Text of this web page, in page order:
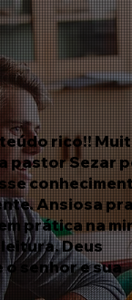
rico!!
pastor Sezar
Ansiosa pra
prática na
leitura. Deus
o senhor e sua